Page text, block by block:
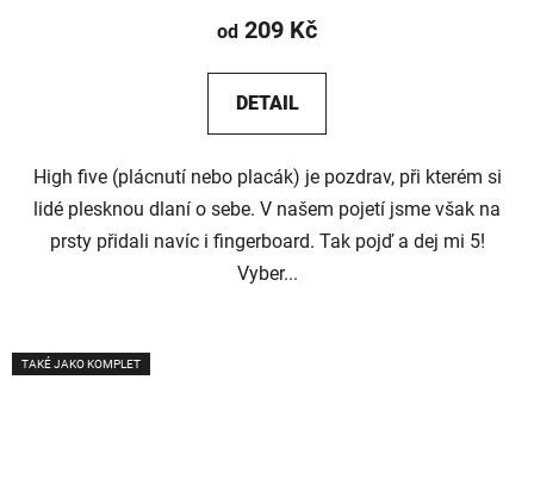
od 209 Kč
DETAIL
High five (plácnutí nebo placák) je pozdrav, při kterém si
lidé plesknou dlaní o sebe. V našem pojetí jsme však na
prsty přidali navíc i fingerboard. Tak pojď a dej mi 5!
Vyber...
TAKÉ JAKO KOMPLET